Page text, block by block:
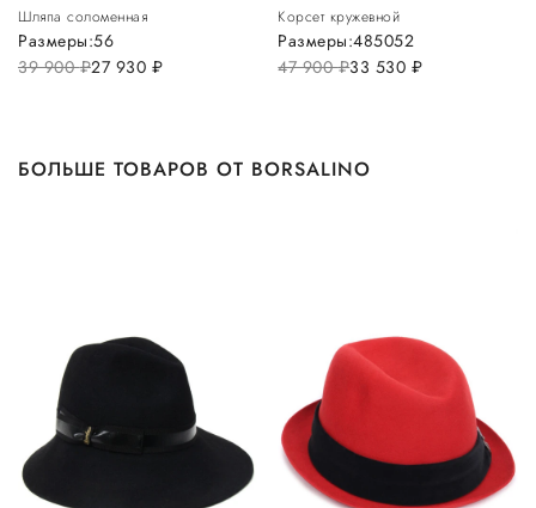
Шляпа соломенная
39 900руб.27 930 руб.
Размеры:56
Корсет кружевной
47 900руб.33 530 руб.
Размеры:485052
БОЛЬШЕ ТОВАРОВ ОТ BORSALINO